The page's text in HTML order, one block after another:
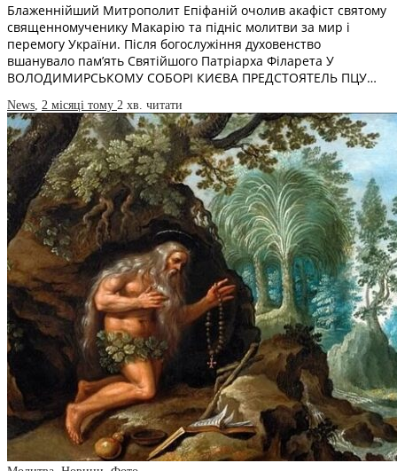
Блаженнійший Митрополит Епіфаній очолив акафіст святому
священномученику Макарію та підніс молитви за мир і
перемогу України. Після богослужіння духовенство
вшанувало пам’ять Святійшого Патріарха Філарета У
ВОЛОДИМИРСЬКОМУ СОБОРІ КИЄВА ПРЕДСТОЯТЕЛЬ ПЦУ…
News 2 місяці тому 2 хв. читати